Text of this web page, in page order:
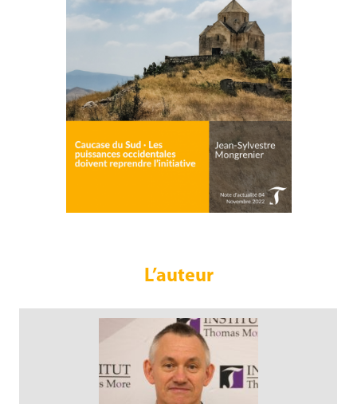
L’auteur